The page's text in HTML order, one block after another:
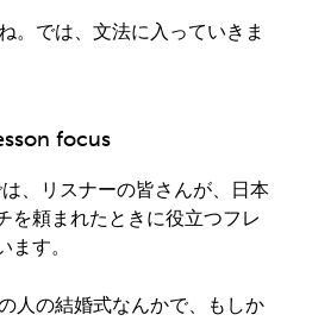
。では、文法に入っていきま
focus
、リスナーの皆さんが、日本
を頼まれたときに役立つフレ
ます。
人の結婚式なんかで、もしか